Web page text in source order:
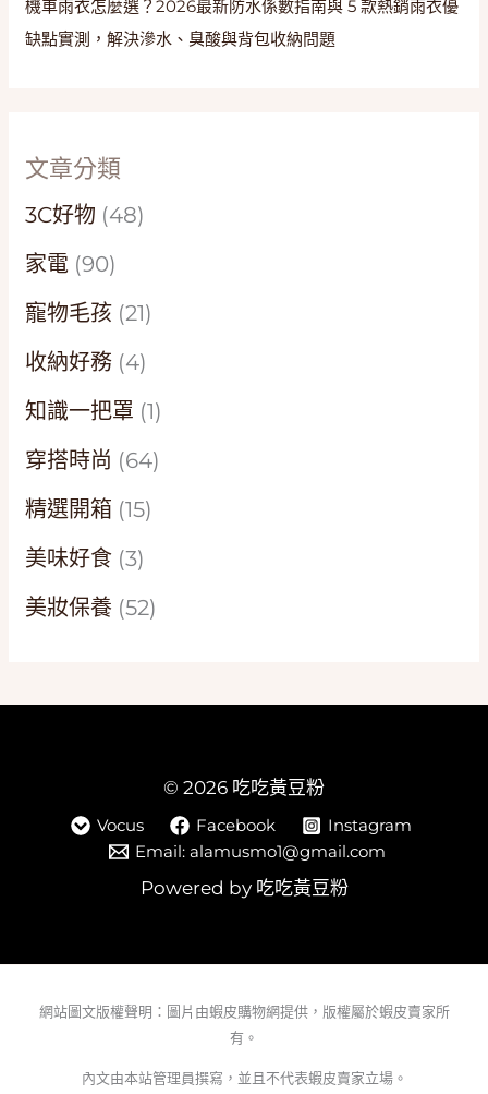
機車雨衣怎麼選？2026最新防水係數指南與 5 款熱銷雨衣優
缺點實測，解決滲水、臭酸與背包收納問題
文章分類
3C好物 (48)
家電 (90)
寵物毛孩 (21)
收納好務 (4)
知識一把罩 (1)
穿搭時尚 (64)
精選開箱 (15)
美味好食 (3)
美妝保養 (52)
© 2026 吃吃黃豆粉
Vocus Facebook
Instagram
Email: alamusmo1@gmail.com
Powered by 吃吃黃豆粉
網站圖文版權聲明：圖片由蝦皮購物網提供，版權屬於蝦皮賣家所
有。
內文由本站管理員撰寫，並且不代表蝦皮賣家立場。